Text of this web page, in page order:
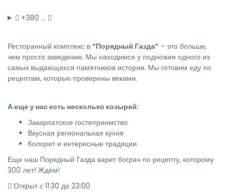
+380 …
Ресторанный комплекс в “Порядный Газда” – это больше,
чем просто заведение. Мы находимся у подножия одного из
самых выдающихся памятников истории. Мы готовим еду по
рецептам, которые проверены веками.
А еще у нас есть несколько козырей:
Закарпатское гостеприимство
Вкусная региональная кухня
Колорит и интересные традиции
Еще наш Порядный Газда варит бограч по рецепту, которому
300 лет! Ждем!
Открыт с 11:30 до 23:00